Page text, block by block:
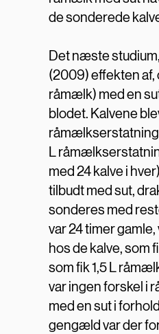
de sonderede
Det næste
(2009) effekten
råmælk) med en
blodet. Kalvene
råmælkserstatning
L
med 24 kalve i
tilbudt med sut,
sonderes med
var 24 timer
hos de kalve, som
som fik 1,5 L
var ingen forskel i
med en sut i
gengæld var der